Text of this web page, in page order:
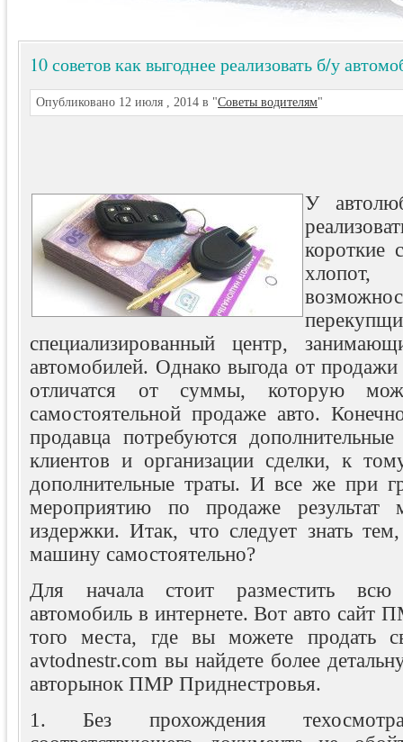
10 советов как выгоднее реализовать б/у
Опубликовано 12 июля , 2014 в "Советы водителям"
У
короткие
специализированный центр,
автомобилей. Однако выгода от продажи
отличатся от суммы, которую
самостоятельной продаже авто.
продавца потребуются
клиентов и организации сделки, к
дополнительные траты. И все же при
мероприятию по продаже результат
издержки. Итак, что следует знать
машину самостоятельно?
Для начала стоит разместить
автомобиль в интернете. Вот авто
того места, где вы можете продать
avtodnestr.com вы найдете более
авторынок ПМР Приднестровья.
1. Без прохождения